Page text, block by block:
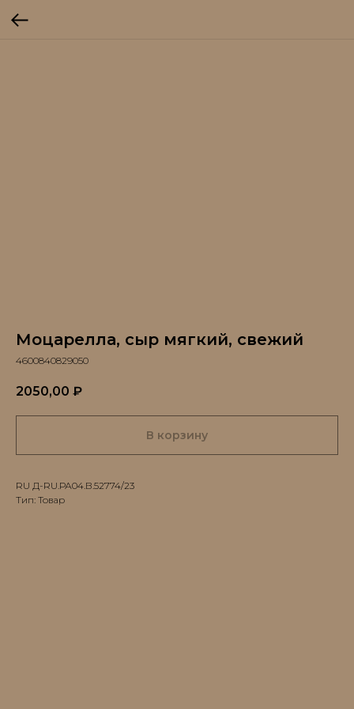
Моцарелла, сыр мягкий, свежий
4600840829050
2050,00 ₽
В корзину
RU Д-RU.РА04.В.52774/23
Тип: Товар